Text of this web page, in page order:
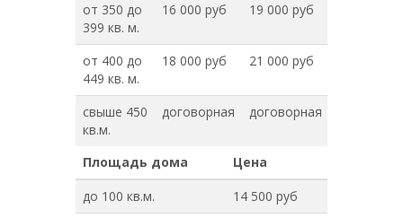
от 350 до
399 кв. м.
16 000 руб 19 000 руб
от 400 до
449 кв. м.
18 000 руб 21 000 руб
свыше 450
кв.м.
договорная договорная
Площадь дома
Цена
до 100 кв.м.
14 500 руб